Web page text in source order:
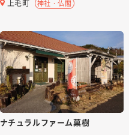
上毛町 神社・仏閣
ナチュラルファーム菓樹